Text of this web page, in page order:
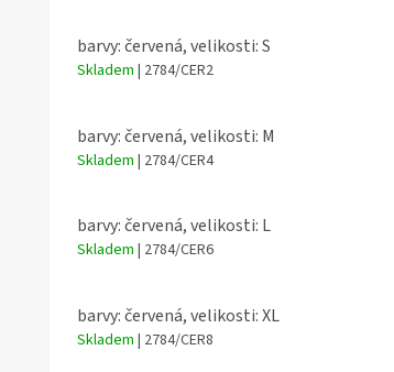
barvy: červená, velikosti: S
Skladem | 2784/CER2
barvy: červená, velikosti: M
Skladem | 2784/CER4
barvy: červená, velikosti: L
Skladem | 2784/CER6
barvy: červená, velikosti: XL
Skladem | 2784/CER8